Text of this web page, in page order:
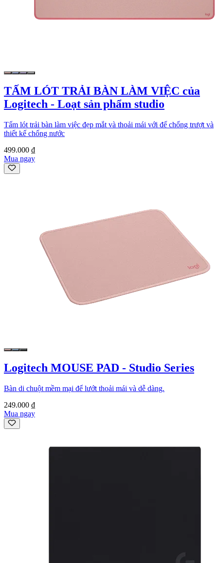
TẤM LÓT TRẢI BÀN LÀM VIỆC của
Logitech - Loạt sản phẩm studio
Tấm lót trải bàn làm việc đẹp mắt và thoải mái với đế chống trượt và
thiết kế chống nước
499.000 ₫
Mua ngay
Logitech MOUSE PAD - Studio Series
Bàn di chuột mềm mại để lướt thoải mái và dễ dàng.
249.000 ₫
Mua ngay